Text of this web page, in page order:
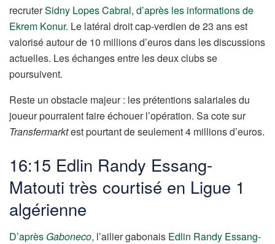
recruterSidny Lopes Cabral, d’après les informations de
Ekrem Konur. Le latéral droit cap-verdien de 23 ans est
valorisé autour de 10 millions d’euros dans les discussions
actuelles. Les échanges entre les deux clubs se
poursuivent.
Reste un obstacle majeur : les prétentions salariales du
joueur pourraient faire échouer l’opération. Sa cote sur
Transfermarktest pourtant de seulement 4 millions d’euros.
16:15 Edlin Randy Essang-
Matouti très courtisé en Ligue 1
algérienne
D’après Gaboneco, l’ailier gabonais Edlin Randy Essang-